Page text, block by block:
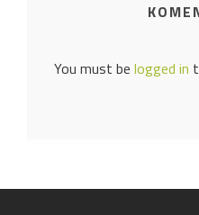
You must be logged in